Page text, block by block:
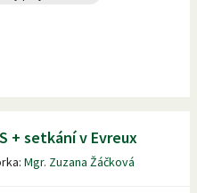
+ setkání v Evreux
Mgr. Zuzana Žáčková